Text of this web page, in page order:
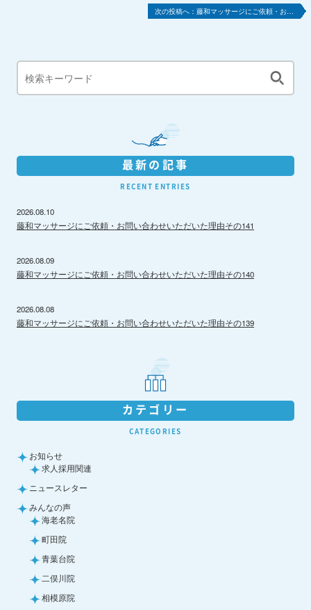
藤和マッサージにご依頼・お…
最新の記事
RECENT ENTRIES
2026.08.10
藤和マッサージにご依頼・お問い合わせいただいた理由その141
2026.08.09
藤和マッサージにご依頼・お問い合わせいただいた理由その140
2026.08.08
藤和マッサージにご依頼・お問い合わせいただいた理由その139
カテゴリー
CATEGORIES
お知らせ
求人採用関連
ニュースレター
みんなの声
海老名院
町田院
青葉台院
二俣川院
相模原院